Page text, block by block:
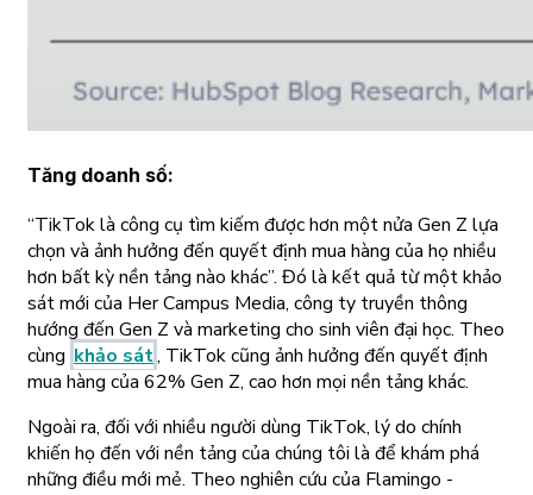
Tăng doanh số:
“TikTok là công cụ tìm kiếm được hơn một nửa Gen Z lựa
chọn và ảnh hưởng đến quyết định mua hàng của họ nhiều
hơn bất kỳ nền tảng nào khác”. Đó là kết quả từ một khảo
sát mới của Her Campus Media, công ty truyền thông
hướng đến Gen Z và marketing cho sinh viên đại học. Theo
cùng khảo sát, TikTok cũng ảnh hưởng đến quyết định
mua hàng của 62% Gen Z, cao hơn mọi nền tảng khác.
Ngoài ra, đối với nhiều người dùng TikTok, lý do chính
khiến họ đến với nền tảng của chúng tôi là để khám phá
những điều mới mẻ. Theo nghiên cứu của Flamingo -